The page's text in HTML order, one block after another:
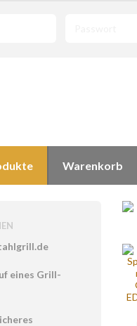
Warenkorb
eines Grill-